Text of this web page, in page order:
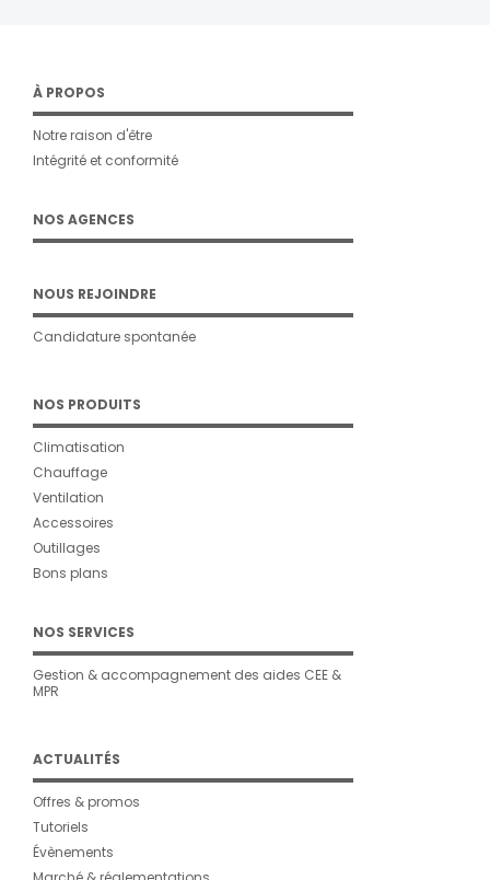
À PROPOS
Notre raison d'être
Intégrité et conformité
NOS AGENCES
NOUS REJOINDRE
Candidature spontanée
NOS PRODUITS
Climatisation
Chauffage
Ventilation
Accessoires
Outillages
Bons plans
NOS SERVICES
Gestion & accompagnement des aides CEE &
MPR
ACTUALITÉS
Offres & promos
Tutoriels
Évènements